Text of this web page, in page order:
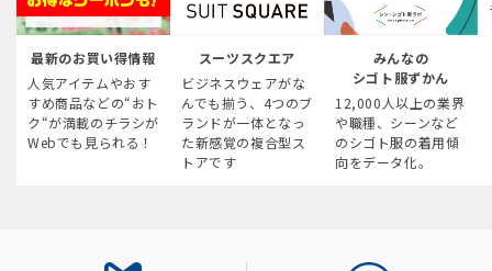
最新のお買い得情報
人気アイテムやおす
すめ商品などの“おト
ク“が満載のチラシが
Webでも見られる！
スーツスクエア
ビジネスウェアがな
んでも揃う、4つのブ
ランドが一体となっ
た新感覚の複合型ス
トアです
みんなの
シゴト服ずかん
12,000人以上の業界
や職種、シーンなど
のシゴト服の着用傾
向をデータ化。